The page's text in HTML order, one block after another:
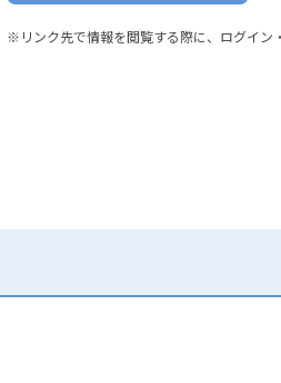
※リンク先で情報を閲覧する際に、ログイン